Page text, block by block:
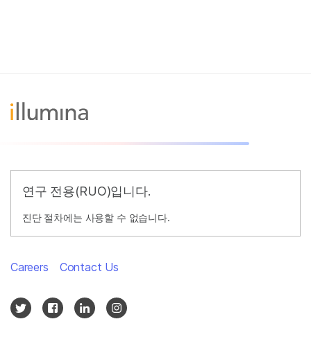
연구 전용(RUO)입니다.
진단 절차에는 사용할 수 없습니다.
Careers Contact Us